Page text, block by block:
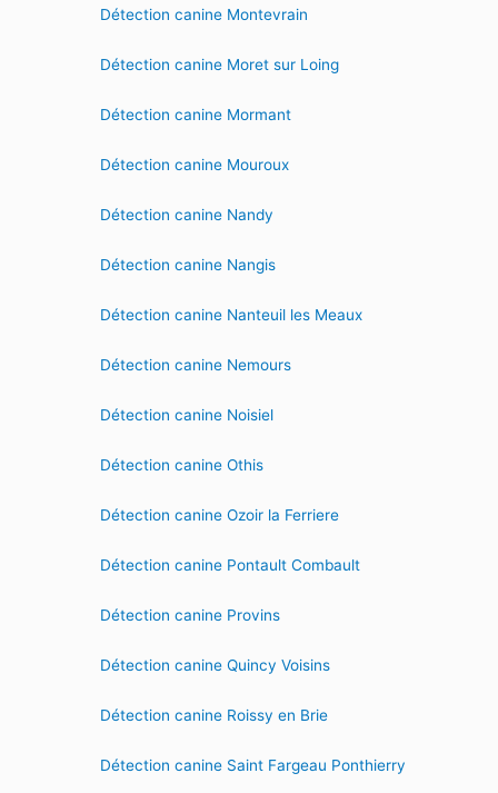
Détection canine Montevrain
Détection canine Moret sur Loing
Détection canine Mormant
Détection canine Mouroux
Détection canine Nandy
Détection canine Nangis
Détection canine Nanteuil les Meaux
Détection canine Nemours
Détection canine Noisiel
Détection canine Othis
Détection canine Ozoir la Ferriere
Détection canine Pontault Combault
Détection canine Provins
Détection canine Quincy Voisins
Détection canine Roissy en Brie
Détection canine Saint Fargeau Ponthierry